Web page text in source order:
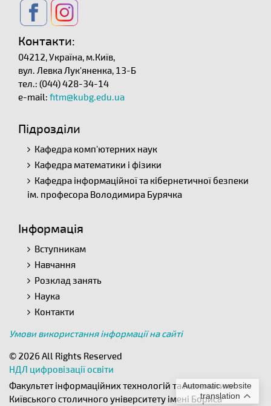
Automatic website
translation
Контакти:
04212, Україна, м.Київ,
вул. Левка Лук'яненка, 13-Б
тел.: (044) 428-34-14
e-mail: fitm@kubg.edu.ua
Підрозділи
Кафедра комп'ютерних наук
Кафедра математики і фізики
Кафедра інформаційної та кібернетичної безпеки
ім. професора Володимира Бурячка
Інформація
Вступникам
Навчання
Розклад занять
Наука
Контакти
Умови використання інформації на сайті
© 2026 All Rights Reserved
НДЛ цифровізації освіти
Факультет інформаційних технологій та математики
Київського столичного університету імені Бориса